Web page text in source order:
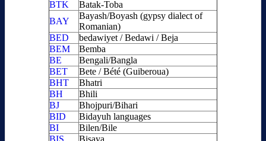
BTK
Batak-Toba
BAY
Bayash/Boyash (gypsy dialect of
Romanian)
BED
bedawiyet / Bedawi / Beja
BEM
Bemba
BE
Bengali/Bangla
BET
Bete / Bété (Guiberoua)
BHT
Bhatri
BH
Bhili
BJ
Bhojpuri/Bihari
BID
Bidayuh languages
BI
Bilen/Bile